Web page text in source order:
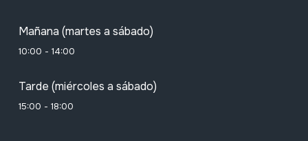
Mañana (martes a sábado)
10:00 - 14:00
Tarde (miércoles a sábado)
15:00 - 18:00